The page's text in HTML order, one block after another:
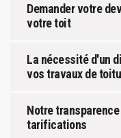
Demander votre
votre toit
La nécessité d'un
vos travaux de
Notre
tarifications